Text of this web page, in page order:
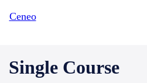
Ceneo
Single Course